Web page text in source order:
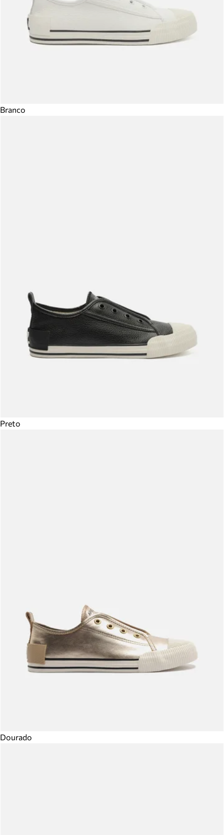
Branco
Preto
Dourado